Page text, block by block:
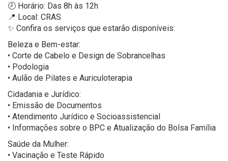
🕗 Horário: Das 8h às 12h
📍 Local: CRAS
✨ Confira os serviços que estarão disponíveis:
Beleza e Bem-estar:
• Corte de Cabelo e Design de Sobrancelhas
• Podologia
• Aulão de Pilates e Auriculoterapia
Cidadania e Jurídico:
• Emissão de Documentos
• Atendimento Jurídico e Socioassistencial
• Informações sobre o BPC e Atualização do Bolsa Família
Saúde da Mulher:
• Vacinação e Teste Rápido